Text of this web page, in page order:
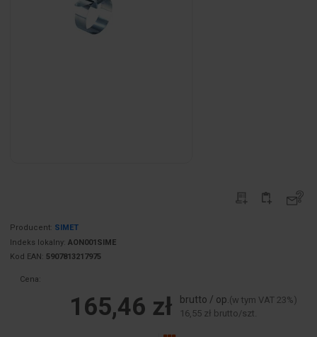
Producent: SIMET
Indeks lokalny: AON001SIME
Kod EAN: 5907813217975
Cena:
165,46 zł brutto / op.(w tym VAT 23%)
16,55 zł brutto/szt.